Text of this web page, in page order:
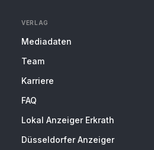
VERLAG
Mediadaten
Team
Karriere
FAQ
Lokal Anzeiger Erkrath
Düsseldorfer Anzeiger